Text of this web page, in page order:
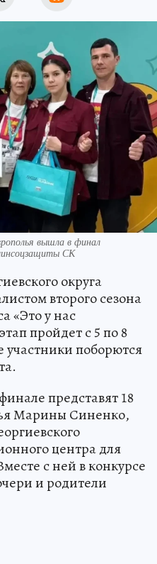
вышла в финал
СК
округа
второго сезона
«Это у нас
пройдет с 5 по 8
участники поборются
представят 18
Марины Синенко,
центра для
с ней в конкурсе
и родители